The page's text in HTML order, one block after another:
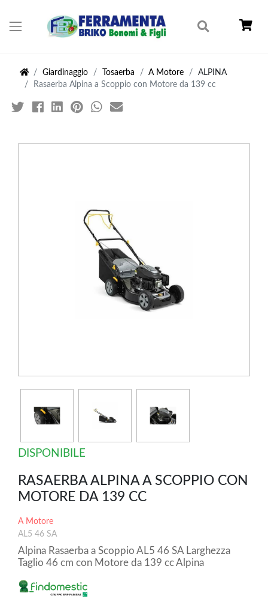
Giardinaggio Tosaerba A Motore
ALPINA
Rasaerba Alpina a Scoppio con Motore da 139 cc
DISPONIBILE
RASAERBA ALPINA A SCOPPIO CON
MOTORE DA 139 CC
A Motore
AL5 46 SA
Alpina Rasaerba a Scoppio AL5 46 SA Larghezza
Taglio 46 cm con Motore da 139 cc Alpina